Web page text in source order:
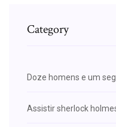
Category
Doze homens e um
Assistir sherlock